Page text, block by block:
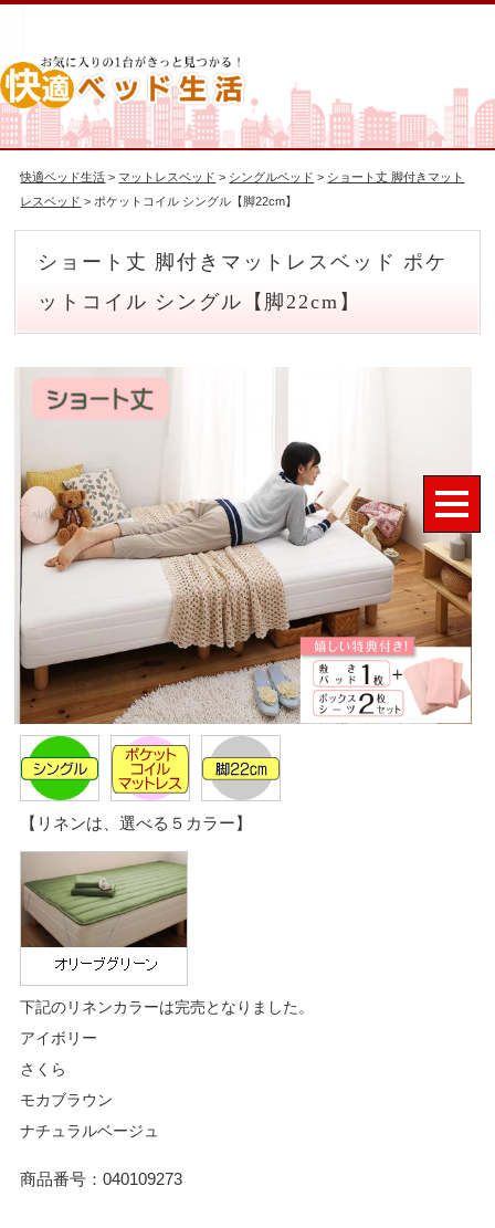
快適ベッド生活 > マットレスベッド > シングルベッド > ショート丈 脚付きマット
レスベッド > ポケットコイル シングル【脚22cm】
ショート丈 脚付きマットレスベッド ポケ
ットコイル シングル【脚22cm】
【リネンは、選べる５カラー】
下記のリネンカラーは完売となりました。
アイボリー
さくら
モカブラウン
ナチュラルベージュ
商品番号：040109273